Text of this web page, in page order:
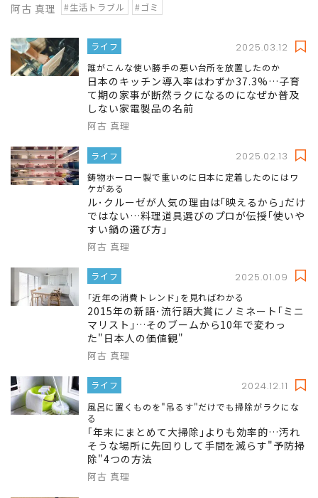
阿古 真理 #生活トラブル #ゴミ
ライフ 2025.03.12
誰がこんな使い勝手の悪い台所を放置したのか
日本のキッチン導入率はわずか37.3%…子育
て期の家事が断然ラクになるのになぜか普及
しない家電製品の名前
阿古 真理
ライフ 2025.02.13
鋳物ホーロー製で重いのに日本に定着したのにはワ
ケがある
ル･クルーゼが人気の理由は｢映えるから｣だけ
ではない…料理道具選びのプロが伝授｢使いや
すい鍋の選び方｣
阿古 真理
ライフ 2025.01.09
｢近年の消費トレンド｣を見ればわかる
2015年の新語･流行語大賞にノミネート｢ミニ
マリスト｣…そのブームから10年で変わっ
た"日本人の価値観"
阿古 真理
ライフ 2024.12.11
風呂に置くものを"吊るす"だけでも掃除がラクにな
る
｢年末にまとめて大掃除｣よりも効率的…汚れ
そうな場所に先回りして手間を減らす"予防掃
除"4つの方法
阿古 真理